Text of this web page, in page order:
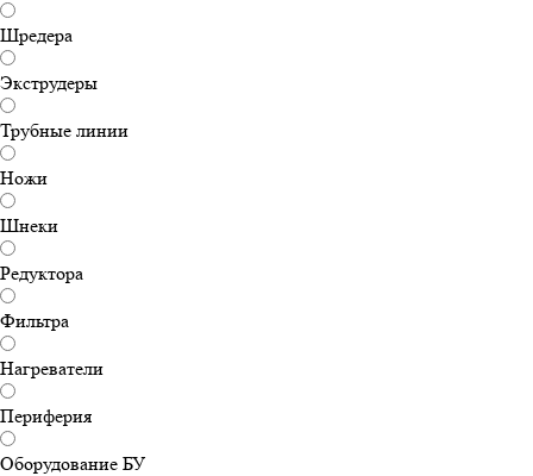
Шредера
Экструдеры
Трубные линии
Ножи
Шнеки
Редуктора
Фильтра
Нагреватели
Периферия
Оборудование БУ